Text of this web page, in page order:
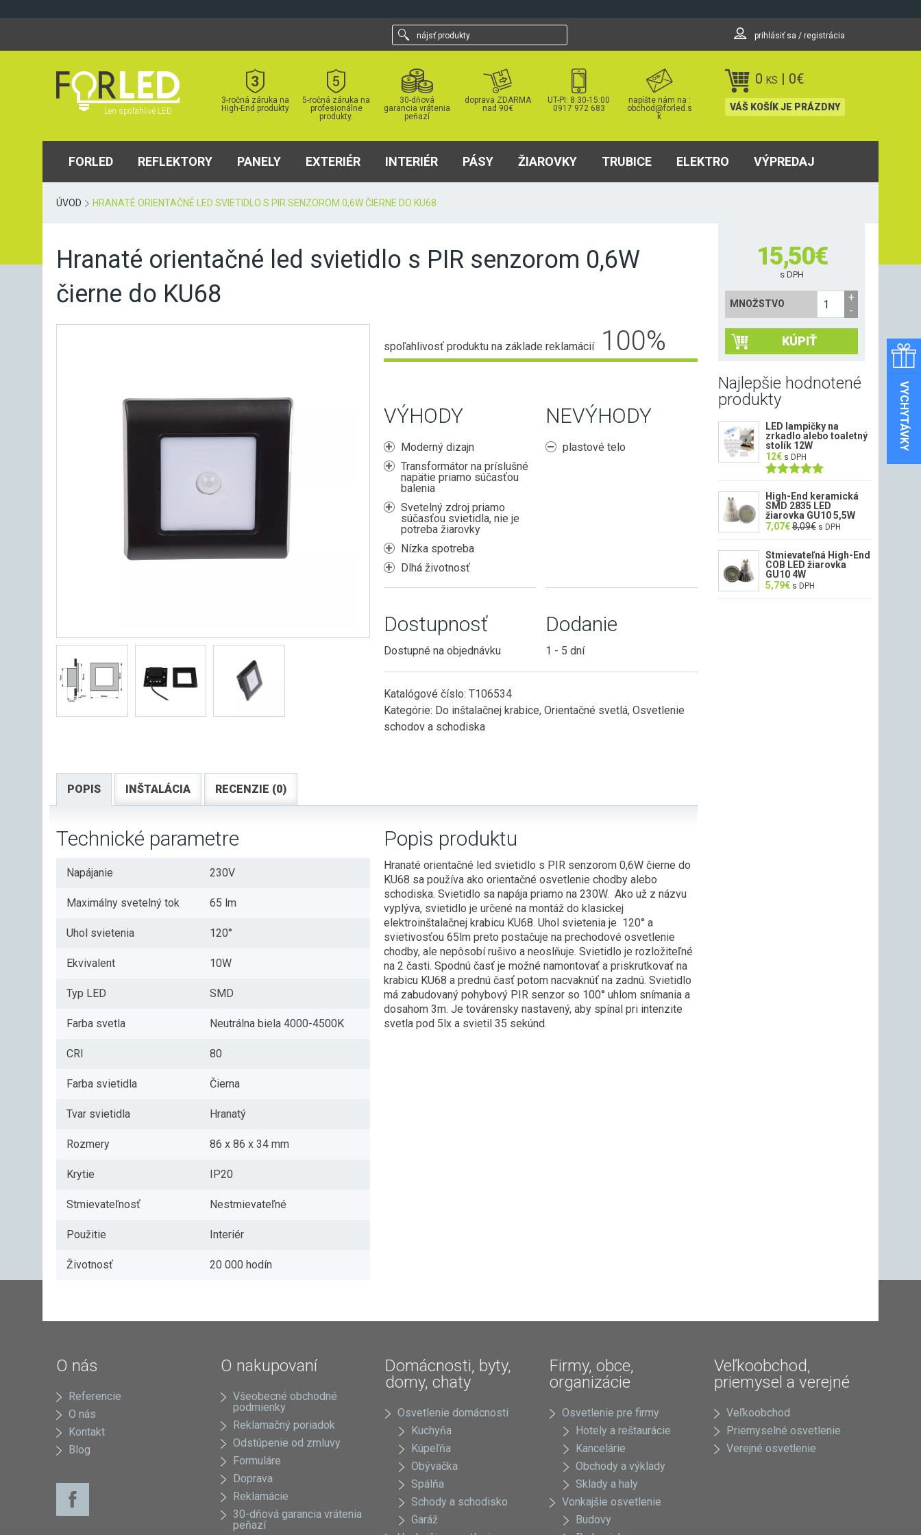
VYCHYTÁVKY
to
nájsť
produkty
prihlásiť sa / registrácia
Len spoľahlivé LED
3-ročná záruka na
High-End produkty
5-ročná záruka na
profesionálne
produkty.
30-dňová
garancia vrátenia
peňazí
doprava ZDARMA
nad 90€
UT-PI: 8:30-15:00
0917 972 683
napíšte nám na :
obchod@forled.s
k
0 KS | 0€
VÁŠ KOŠÍK JE PRÁZDNY
FORLED REFLEKTORY PANELY EXTERIÉR INTERIÉR PÁSY ŽIAROVKY TRUBICE ELEKTRO VÝPREDAJ
ÚVOD HRANATÉ ORIENTAČNÉ LED SVIETIDLO S PIR SENZOROM 0,6W ČIERNE DO KU68
Hranaté orientačné led svietidlo s PIR senzorom 0,6W
čierne do KU68
spoľahlivosť produktu na základe reklamácií 100%
VÝHODY
Moderný dizajn
Transformátor na príslušné
napätie priamo súčasťou
balenia
Svetelný zdroj priamo
súčasťou svietidla, nie je
potreba žiarovky
Nízka spotreba
Dlhá životnosť
NEVÝHODY
plastové telo
Dostupnosť
Dostupné na objednávku
Dodanie
1 - 5 dní
Katalógové číslo: T106534
Kategórie: Do inštalačnej krabice, Orientačné svetlá, Osvetlenie
schodov a schodiska
15,50€
s DPH
MNOŽSTVO
KÚPIŤ
Najlepšie hodnotené
produkty
LED lampičky na
zrkadlo alebo toaletný
stolík 12W
12€ s DPH
5.00z 5
High-End keramická
SMD 2835 LED
žiarovka GU10 5,5W
7,07€8,09€ s DPH
Stmievateľná High-End
COB LED žiarovka
GU10 4W
5,79€ s DPH
POPIS INŠTALÁCIA RECENZIE (0)
Technické parametre
Napájanie 230V
Maximálny svetelný tok 65 lm
Uhol svietenia 120°
Ekvivalent 10W
Typ LED SMD
Farba svetla Neutrálna biela 4000-4500K
CRI 80
Farba svietidla Čierna
Tvar svietidla Hranatý
Rozmery 86 x 86 x 34 mm
Krytie IP20
Stmievateľnosť Nestmievateľné
Použitie Interiér
Životnosť 20 000 hodín
Popis produktu
Hranaté orientačné led svietidlo s PIR senzorom 0,6W čierne do
KU68 sa používa ako orientačné osvetlenie chodby alebo
schodiska. Svietidlo sa napája priamo na 230W. Ako už z názvu
vyplýva, svietidlo je určené na montáž do klasickej
elektroinštalačnej krabicu KU68. Uhol svietenia je 120° a
svietivosťou 65lm preto postačuje na prechodové osvetlenie
chodby, ale nepôsobí rušivo a neoslňuje. Svietidlo je rozložiteľné
na 2 časti. Spodnú časť je možné namontovať a priskrutkovať na
krabicu KU68 a prednú časť potom nacvaknúť na zadnú. Svietidlo
má zabudovaný pohybový PIR senzor so 100° uhlom snímania a
dosahom 3m. Je továrensky nastavený, aby spínal pri intenzite
svetla pod 5lx a svietil 35 sekúnd.
O nás
Referencie
O nás
Kontakt
Blog
O nakupovaní
Všeobecné obchodné
podmienky
Reklamačný poriadok
Odstúpenie od zmluvy
Formuláre
Doprava
Reklamácie
30-dňová garancia vrátenia
peňazí
Domácnosti, byty,
domy, chaty
Osvetlenie domácnosti
Kuchyňa
Kúpeľňa
Obývačka
Spálňa
Schody a schodisko
Garáž
Firmy, obce,
organizácie
Osvetlenie pre firmy
Hotely a reštaurácie
Kancelárie
Obchody a výklady
Sklady a haly
Vonkajšie osvetlenie
Budovy
Veľkoobchod,
priemysel a verejné
Veľkoobchod
Priemyselné osvetlenie
Verejné osvetlenie